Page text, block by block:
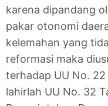
karena dipandang
pakar otonomi
kelemahan yang
reformasi maka
terhadap UU No.
lahirlah UU No. 32